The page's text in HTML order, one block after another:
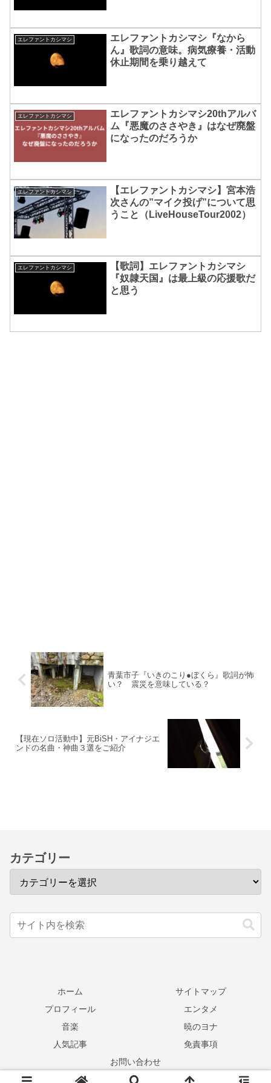
エレファントカシマシ
エレファントカシマシ『なから
ん』歌詞の意味。病気療養・活動
休止期間を乗り越えて
エレファントカシマシ
エレファントカシマシ20thアルバ
ム『悪魔のささやき』はなぜ廃盤
になったのだろうか
エレファントカシマシ
【エレファントカシマシ】宮本浩
次さんの”マイク投げ”について思
うこと（LiveHouseTour2002）
エレファントカシマシ
【歌詞】エレファントカシマシ
『奴隷天国』は最上級の応援歌だ
と思う
青葉市子『いきのこり●ぼくら』歌詞が怖
い？ 震災を意味している？
【現在ソロ活動中】元BiSH・アイナジエ
ンドの名曲・神曲３選をご紹介
カテゴリー
ホーム
サイトマップ
プロフィール
エンタメ
音楽
暁のヨナ
人気記事
免責事項
お問い合わせ